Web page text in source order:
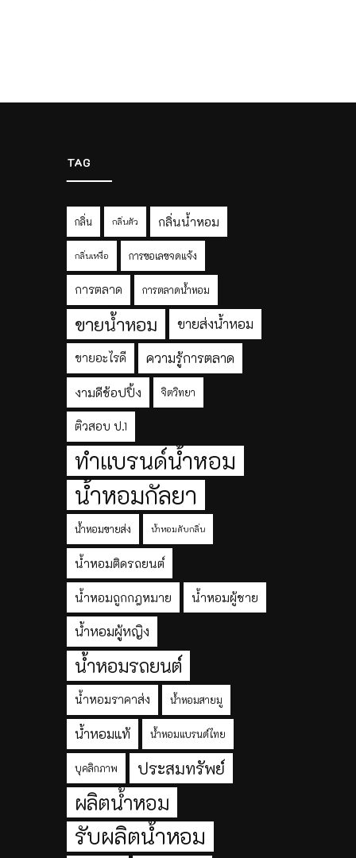
TAG
กลิ่น กลิ่นตัว กลิ่นน้ำหอม
กลิ่นเหงื่อ การขอเลขจดแจ้ง
การตลาด การตลาดน้ำหอม
ขายน้ำหอม ขายส่งน้ำหอม
ขายอะไรดี ความรู้การตลาด
งามดีช้อปปิ้ง จิตวิทยา
ติวสอบ ป.1
ทำแบรนด์น้ำหอม
น้ำหอมกัลยา
น้ำหอมขายส่ง น้ำหอมดับกลิ่น
น้ำหอมติดรถยนต์
น้ำหอมถูกกฎหมาย น้ำหอมผู้ชาย
น้ำหอมผู้หญิง
น้ำหอมรถยนต์
น้ำหอมราคาส่ง น้ำหอมสายมู
น้ำหอมแท้ น้ำหอมแบรนด์ไทย
บุคลิกภาพ ประสมทรัพย์
ผลิตน้ำหอม
รับผลิตน้ำหอม